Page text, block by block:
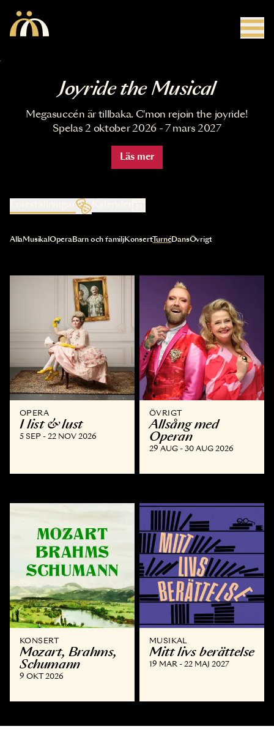
Joyride the Musical
Megasuccén är tillbaka. C'mon rejoin the joyride!
Spelas 2 oktober 2026 - 7 mars 2027
Läs mer
Kalender
Val av kategori uppdaterar innehållet automatiskt
AllaMusikal OperaBarn och familjKonsertTurnéDansÖvrigt
OPERA
I list & lust
5 SEP - 22 NOV 2026
ÖVRIGT
Allsång med
Operan
29 AUG - 30 AUG 2026
KONSERT
Mozart, Brahms,
Schumann
9 OKT 2026
MUSIKAL
Mitt livs berättelse
19 MAR - 22 MAJ 2027